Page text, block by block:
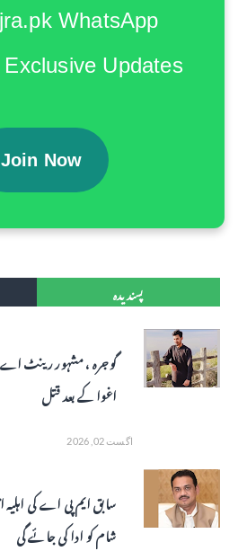
WhatsApp
Updates!
Join Now
پسندیدہ
گوجرہ ، مشہور رینٹ اے
اغوا کے بعد قتل
اگست 02, 2026
سابق ایم پی اے کی اہلیہ
شام کو ادا کی جائے گی